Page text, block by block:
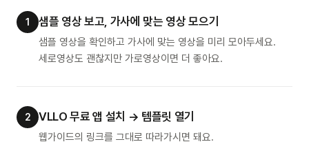
1 샘플 영상 보고, 가사에 맞는 영상 모으기
샘플 영상을 확인하고 가사에 맞는 영상을 미리 모아두세요.
세로영상도 괜찮지만 가로영상이면 더 좋아요.
2 VLLO 무료 앱 설치 → 템플릿 열기
웹가이드의 링크를 그대로 따라가시면 돼요.